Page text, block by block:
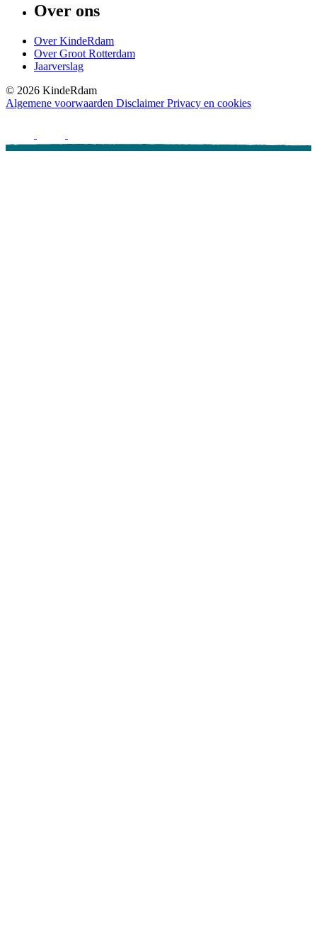
Over ons
Over KindeRdam
Over Groot Rotterdam
Jaarverslag
© 2026 KindeRdam
Algemene voorwaarden Disclaimer Privacy en cookies